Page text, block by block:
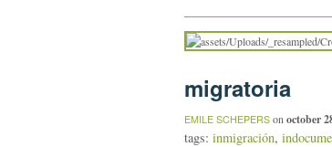
migratoria
EMILE SCHEPERS on october
tags: inmigración,